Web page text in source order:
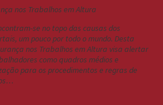
se no topo das causas dos
um pouco por todo o mundo. Desta
nos Trabalhos em Altura visa alertar
como quadros médios e
para os procedimentos e regras de